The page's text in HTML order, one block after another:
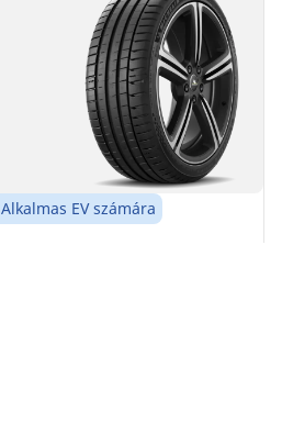
Alkalmas EV számára